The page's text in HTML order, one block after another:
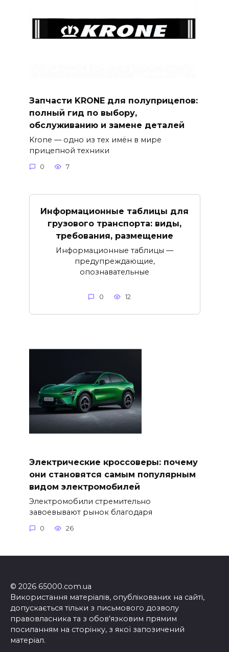
Запчасти KRONE для полуприцепов:
полный гид по выбору,
обслуживанию и замене деталей
Krone — одно из тех имён в мире
прицепной техники
0 7
Информационные таблицы для
грузового транспорта: виды,
требования, размещение
Информационные таблицы —
предупреждающие,
опознавательные
0 12
Электрические кроссоверы: почему
они становятся самым популярным
видом электромобилей
Электромобили стремительно
завоевывают рынок благодаря
0 26
© 2026 65000.com.ua
Використання матеріалів, опублікованих на сайті,
допускається тільки з письмового дозволу
правовласника та з обов'язковим прямим
посиланням на сторінку, з якої запозичений
матеріал.